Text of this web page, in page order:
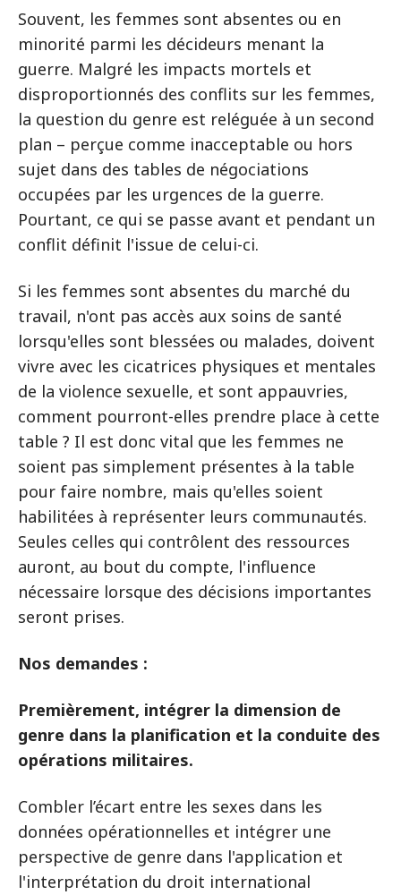
Souvent, les femmes sont absentes ou en
minorité parmi les décideurs menant la
guerre. Malgré les impacts mortels et
disproportionnés des conflits sur les femmes,
la question du genre est reléguée à un second
plan – perçue comme inacceptable ou hors
sujet dans des tables de négociations
occupées par les urgences de la guerre.
Pourtant, ce qui se passe avant et pendant un
conflit définit l'issue de celui-ci.
Si les femmes sont absentes du marché du
travail, n'ont pas accès aux soins de santé
lorsqu'elles sont blessées ou malades, doivent
vivre avec les cicatrices physiques et mentales
de la violence sexuelle, et sont appauvries,
comment pourront-elles prendre place à cette
table ? Il est donc vital que les femmes ne
soient pas simplement présentes à la table
pour faire nombre, mais qu'elles soient
habilitées à représenter leurs communautés.
Seules celles qui contrôlent des ressources
auront, au bout du compte, l'influence
nécessaire lorsque des décisions importantes
seront prises.
Nos demandes :
Premièrement, intégrer la dimension de
genre dans la planification et la conduite des
opérations militaires.
Combler l’écart entre les sexes dans les
données opérationnelles et intégrer une
perspective de genre dans l'application et
l'interprétation du droit international